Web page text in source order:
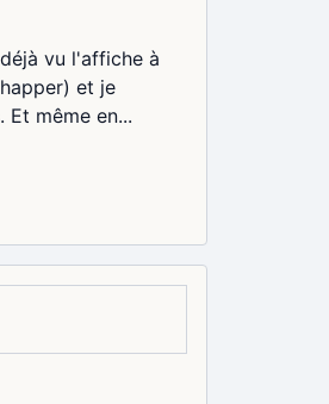
vu l'affiche à
et je
même en...